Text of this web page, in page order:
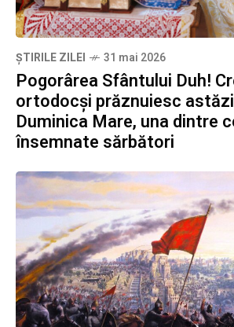
ȘTIRILE ZILEI 31 mai 2026
Pogorârea Sfântului Duh!
ortodocși prăznuiesc
Duminica Mare, una dintre
însemnate sărbători